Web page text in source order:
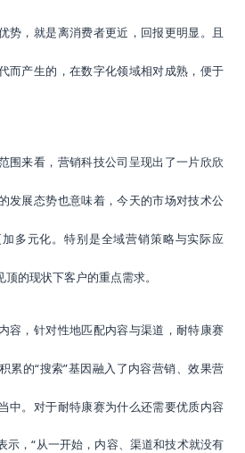
势，就是离消费者更近，回报更明显。且
而产生的，在数字化领域相对成熟，便于
围来看，营销科技公司呈现出了一片欣欣
发展态势也意味着，今天的市场对技术公
多元化。特别是全域营销策略与实际应
的现状下客户的重点需求。
容，针对性地匹配内容与渠道，耐特康赛
累的“搜索”基因融入了内容营销、效果营
中。对于耐特康赛为什么还需要优质内容
示，“从一开始，内容、渠道和技术就没有